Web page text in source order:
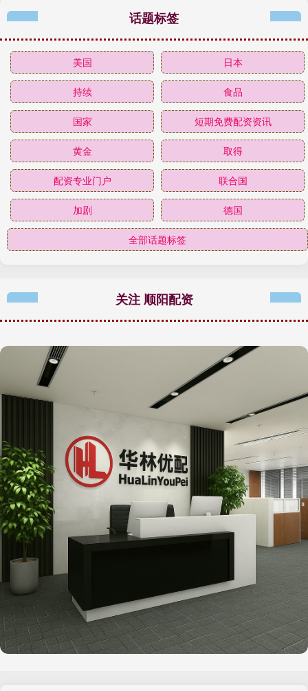
话题标签
美国 日本
持续 食品
国家 短期免费配资资讯
黄金 取得
配资专业门户 联合国
加剧 德国
全部话题标签
关注 顺阳配资